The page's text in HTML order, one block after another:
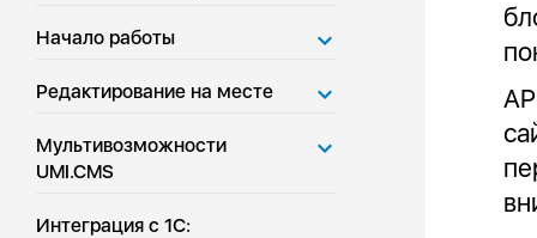
Начало работы
Редактирование на месте
Мультивозможности
UMI.CMS
Интеграция с 1С: